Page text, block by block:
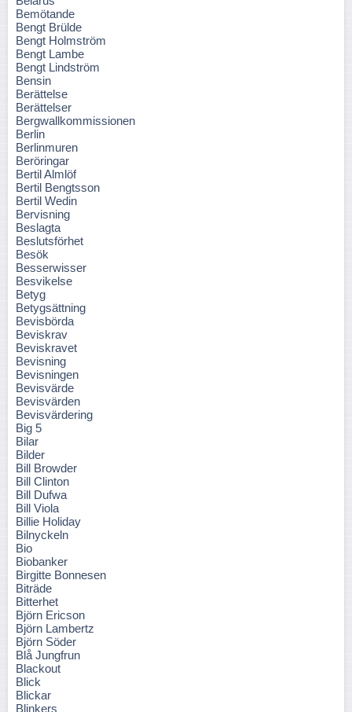
Bemötande
Bengt Brülde
Bengt Holmström
Bengt Lambe
Bengt Lindström
Bensin
Berättelse
Berättelser
Bergwallkommissionen
Berlin
Berlinmuren
Beröringar
Bertil Almlöf
Bertil Bengtsson
Bertil Wedin
Bervisning
Beslagta
Beslutsförhet
Besök
Besserwisser
Besvikelse
Betyg
Betygsättning
Bevisbörda
Beviskrav
Beviskravet
Bevisning
Bevisningen
Bevisvärde
Bevisvärden
Bevisvärdering
Big 5
Bilar
Bilder
Bill Browder
Bill Clinton
Bill Dufwa
Bill Viola
Billie Holiday
Bilnyckeln
Bio
Biobanker
Birgitte Bonnesen
Biträde
Bitterhet
Björn Ericson
Björn Lambertz
Björn Söder
Blå Jungfrun
Blackout
Blick
Blickar
Blinkers